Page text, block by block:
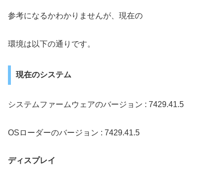
参考になるかわかりませんが、現在の
環境は以下の通りです。
現在のシステム
システムファームウェアのバージョン : 7429.41.5
OSローダーのバージョン : 7429.41.5
ディスプレイ